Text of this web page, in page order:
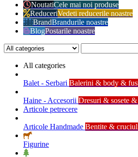
NoutatiCele mai noi produse
ReduceriVedeti reducerile noastre
BrandBrandurile noastre
BlogPostarile noastre
All categories
Balet - Serbari Balerini & body &
Haine - Accesorii Dresuri & sosete
Articole petrecere
Articole Handmade Bentite &
Figurine